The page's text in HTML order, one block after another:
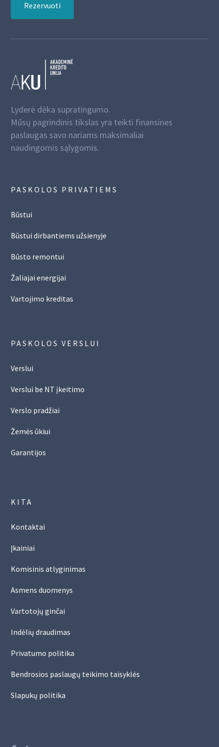
Rezervuoti
Lyderė dėka supratingumo.
Mūsų pagrindinis tikslas yra teikti finansines
paslaugas savo nariams maksimaliai
naudingomis sąlygomis.
PASKOLOS PRIVATIEMS
Būstui
Būstui dirbantiems užsienyje
Būsto remontui
Žaliajai energijai
Vartojimo kreditas
PASKOLOS VERSLUI
Verslui
Verslui be NT įkeitimo
Verslo pradžiai
Žemės ūkiui
Garantijos
KITA
Kontaktai
Įkainiai
Komisinis atlyginimas
Asmens duomenys
Vartotojų ginčai
Indėlių draudimas
Privatumo politika
Bendrosios paslaugų teikimo taisyklės
Slapukų politika